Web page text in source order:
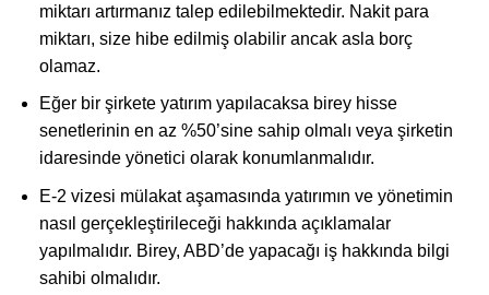
miktarı artırmanız talep edilebilmektedir. Nakit para
miktarı, size hibe edilmiş olabilir ancak asla borç
olamaz.
Eğer bir şirkete yatırım yapılacaksa birey hisse
senetlerinin en az %50’sine sahip olmalı veya şirketin
idaresinde yönetici olarak konumlanmalıdır.
E-2 vizesi mülakat aşamasında yatırımın ve yönetimin
nasıl gerçekleştirileceği hakkında açıklamalar
yapılmalıdır. Birey, ABD’de yapacağı iş hakkında bilgi
sahibi olmalıdır.